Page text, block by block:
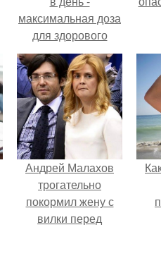
максимальная доза
для здорового
взрослого,
предупредили
врачи.
Андрей Малахов
трогательно
покормил жену с
вилки перед